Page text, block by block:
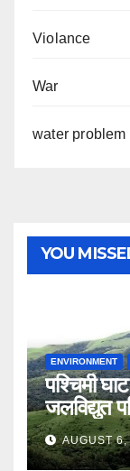
Violance
War
water problem
YOU
ENVIRONMENT
पश्चिमी
जलविद्युत
AUGUST